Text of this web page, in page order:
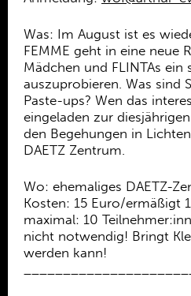
Was: Im August ist es
FEMME geht in eine neue
Mädchen und FLINTAs
auszuprobieren. Was sind
Paste-ups? Wen das
eingeladen zur diesjährigen
den Begehungen in
DAETZ Zentrum.
Wo: ehemaliges DAETZ-
Kosten: 15 Euro/ermäßigt
maximal: 10
nicht notwendig! Bringt
werden kann!